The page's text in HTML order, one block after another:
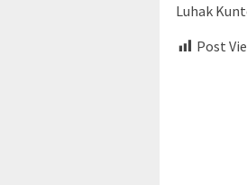
Luhak
Post